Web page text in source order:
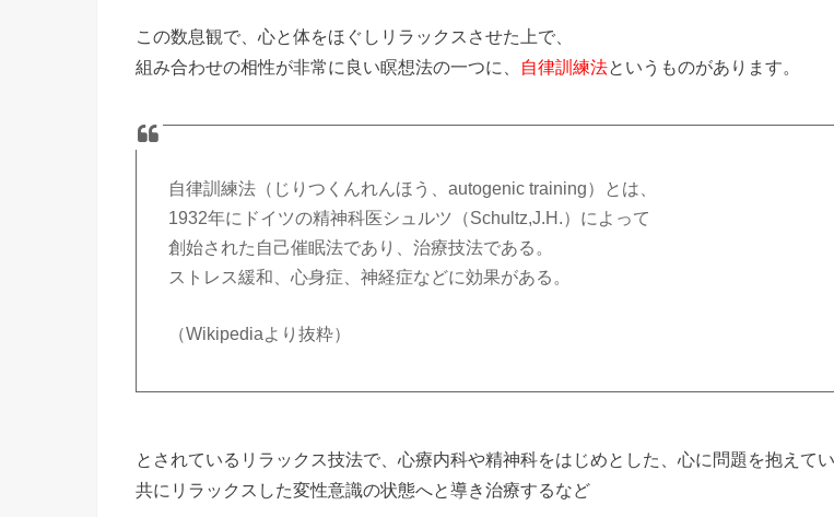
この数息観で、心と体をほぐしリラックスさせた上で、
組み合わせの相性が非常に良い瞑想法の一つに、
自律訓練法というものがあります。
自律訓練法（じりつくんれんほう、autogenic training）とは、
1932年にドイツの精神科医シュルツ（Schultz,J.H.）によって
創始された自己催眠法であり、治療技法である。
ストレス緩和、心身症、神経症などに効果がある。
（Wikipediaより抜粋）
とされているリラックス技法で、心療内科や精神科をはじめとした、心に問題を抱えて
共にリラックスした変性意識の状態へと導き治療するなど